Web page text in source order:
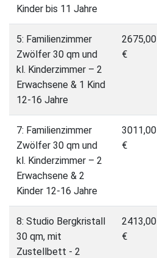
Kinder bis 11 Jahre
5: Familienzimmer
Zwölfer 30 qm und
kl. Kinderzimmer – 2
Erwachsene & 1 Kind
12-16 Jahre
2675,00
€
7: Familienzimmer
Zwölfer 30 qm und
kl. Kinderzimmer – 2
Erwachsene & 2
Kinder 12-16 Jahre
3011,00
€
8: Studio Bergkristall
30 qm, mit
Zustellbett - 2
2413,00
€